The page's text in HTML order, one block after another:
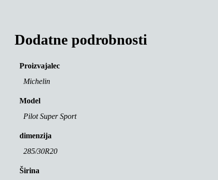
Dodatne podrobnosti
Proizvajalec
Michelin
Model
Pilot Super Sport
dimenzija
285/30R20
Širina